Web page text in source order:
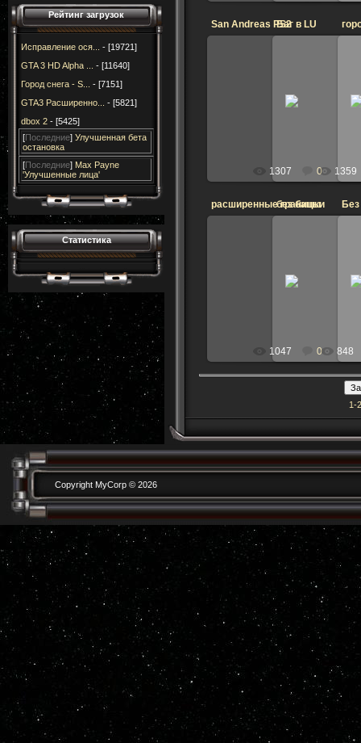
Рейтинг загрузок
Исправление ося...
- [19721]
GTA 3 HD Alpha ...
- [11640]
Город снега - S...
- [7151]
GTA3 Расширенно...
- [5821]
dbox 2 - [5425]
[Последние] Улучшенная бета
остановка
[Последние] Max Payne
'Улучшенные лица'
Статистика
San Andreas PS2
На кухне имеется отражение
1307 0
Баг в LU
1359
расширенные границы
1047 0
без башки
848
1-
Copyright MyCorp © 2026